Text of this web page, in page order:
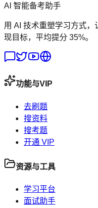
AI 智能备考助手
用 AI 技术重塑学习方式
现目标，平均提分 35%。
功能与VIP
去刷题
搜资料
搜考题
开通 VIP
资源与工具
学习平台
面试助手